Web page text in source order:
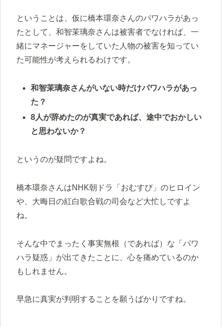
ということは、仮に橋本環奈さんのパワハラがあっ
たとして、和智茉璃奈さんは被害者でなければ、一
緒にマネージャーをしていた人物の被害を知ってい
た可能性が考えられるわけです。
和智茉璃奈さんがいない時だけパワハラがあっ
た？
8人が辞めたのが真実であれば、途中でおかしい
と思わないか？
というのが疑問ですよね。
橋本環奈さんはNHK朝ドラ「おむすび」のヒロイン
や、大晦日の紅白歌合戦の司会など大忙しですよ
ね。
そんな中でまったく事実無根（であれば）な「パワ
ハラ疑惑」が出てきたことに、心を痛めているのか
もしれません。
早急に真実が判明することを願うばかりですね。